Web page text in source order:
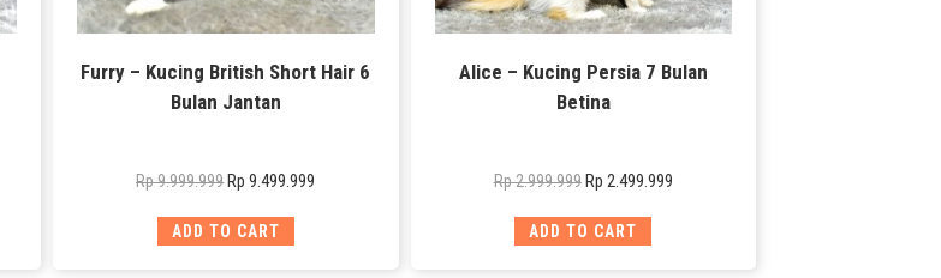
Furry – Kucing British Short Hair 6
Bulan Jantan
Rp9.999.999Rp 9.499.999
ADD TO CART
Alice – Kucing Persia 7 Bulan
Betina
Rp2.999.999 Rp 2.499.999
ADD TO CART